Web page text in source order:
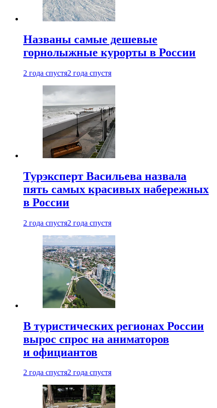
Названы самые дешевые
горнолыжные курорты в России
2 года спустя2 года спустя
Турэксперт Васильева назвала
пять самых красивых набережных
в России
2 года спустя2 года спустя
В туристических регионах России
вырос спрос на аниматоров
и официантов
2 года спустя2 года спустя